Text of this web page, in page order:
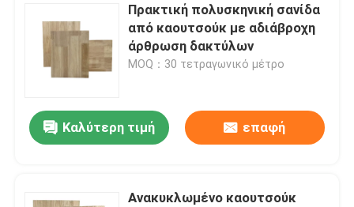
Πρακτική πολυσκηνική σανίδα
από καουτσούκ με αδιάβροχη
άρθρωση δακτύλων
MOQ：30 τετραγωνικό μέτρο
Καλύτερη τιμή επαφή
Ανακυκλωμένο καουτσούκ